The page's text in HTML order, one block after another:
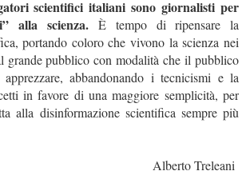
scientifici italiani sono giornalisti per
alla scienza.È tempo di ripensare la
portando coloro che vivono la scienza nei
grande pubblico con modalità che il pubblico
abbandonando i tecnicismi e la
in favore di una maggiore semplicità, per
alla disinformazione scientifica sempre più
Alberto Treleani